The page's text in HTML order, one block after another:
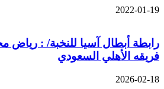
2022-01-19
رابطة أبطال آسيا للنخبة/ : رياض
فريقه الأهلي السعودي
2026-02-18